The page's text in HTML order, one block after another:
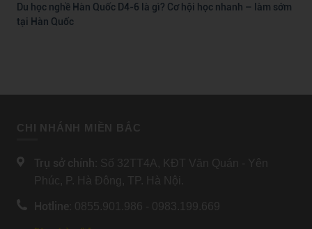
Du học nghề Hàn Quốc D4-6 là gì? Cơ hội học nhanh – làm sớm
tại Hàn Quốc
CHI NHÁNH MIỀN BẮC
Trụ sở chính: Số 32TT4A, KĐT Văn Quán - Yên
Phúc, P. Hà Đông, TP. Hà Nội.
Hotline: 0855.901.986 - 0983.199.669